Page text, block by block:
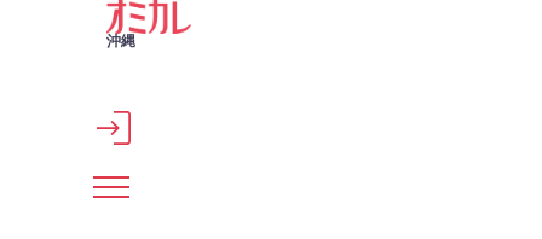
メインコンテンツへスキップ
沖縄